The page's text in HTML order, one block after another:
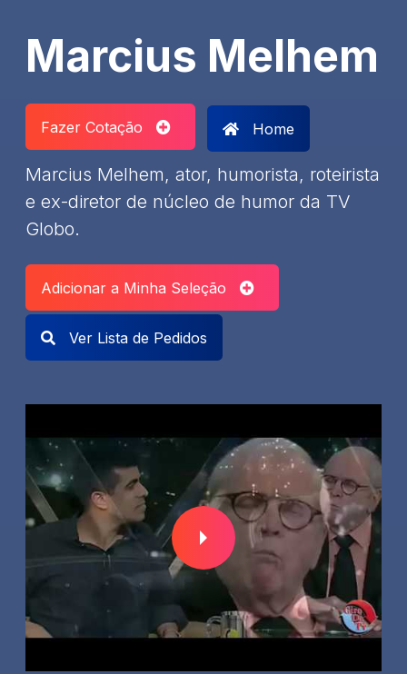
Marcius Melhem
Fazer Cotação Home
Marcius Melhem, ator, humorista, roteirista
e ex-diretor de núcleo de humor da TV
Globo.
Adicionar a Minha Seleção
Ver Lista de Pedidos